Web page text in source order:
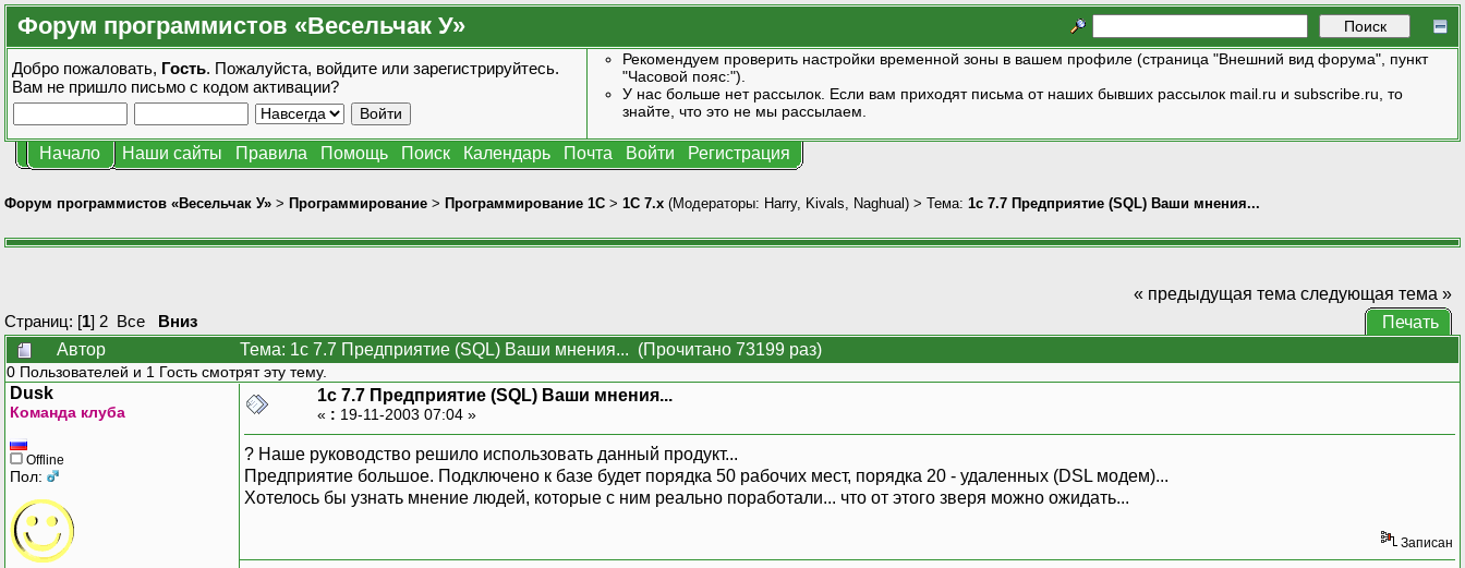
Форум программистов «Весельчак У»
Добро пожаловать, Гость. Пожалуйста, войдите или зарегистрируйтесь.
Вам не пришло письмо с кодом активации?
Рекомендуем проверить настройки временной зоны в вашем профиле (страница "Внешний вид форума", пункт
"Часовой пояс:").
У нас больше нет рассылок. Если вам приходят письма от наших бывших рассылок mail.ru и subscribe.ru, то
знайте, что это не мы рассылаем.
Начало Наши сайты Правила Помощь Поиск Календарь Почта Войти Регистрация
Форум программистов «Весельчак У» > Программирование > Программирование 1С > 1С 7.x (Модераторы: Harry, Kivals Naghual) > Тема: 1с 7.7 Предприятие (SQL) Ваши мнения...
Страниц: [1] 2 Все Вниз
« предыдущая тема следующая тема »
Печать
Автор
Тема: 1с 7.7 Предприятие (SQL) Ваши мнения... (Прочитано 73199 раз)
0 Пользователей и 1 Гость смотрят эту тему.
Dusk
Команда клуба
Offline
Пол:
1с 7.7 Предприятие (SQL) Ваши мнения...
« : 19-11-2003 07:04 »
? Наше руководство решило использовать данный продукт...
Предприятие большое. Подключено к базе будет порядка 50 рабочих мест, порядка 20 - удаленных (DSL модем)...
Хотелось бы узнать мнение людей, которые с ним реально поработали... что от этого зверя можно ожидать...
Записан